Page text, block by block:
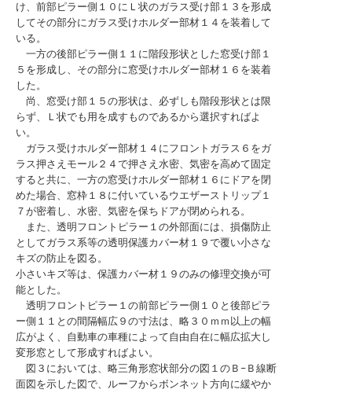
け、前部ピラー側１０にＬ状のガラス受け部１３を形成
してその部分にガラス受けホルダー部材１４を装着して
いる。
一方の後部ピラー側１１に階段形状とした窓受け部１
５を形成し、その部分に窓受けホルダー部材１６を装着
した。
尚、窓受け部１５の形状は、必ずしも階段形状とは限
らず、Ｌ状でも用を成すものであるから選択すればよ
い。
ガラス受けホルダー部材１４にフロントガラス６をガ
ラス押さえモール２４で押さえ水密、気密を高めて固定
すると共に、一方の窓受けホルダー部材１６にドアを閉
めた場合、窓枠１８に付いているウエザーストリップ１
７が密着し、水密、気密を保ちドアが閉められる。
また、透明フロントピラー１の外部面には、損傷防止
としてガラス系等の透明保護カバー材１９で覆い小さな
キズの防止を図る。
小さいキズ等は、保護カバー材１９のみの修理交換が可
能とした。
透明フロントピラー１の前部ピラー側１０と後部ピラ
ー側１１との間隔幅広９の寸法は、略３０ｍｍ以上の幅
広がよく、自動車の車種によって自由自在に幅広拡大し
変形窓として形成すればよい。
図３においては、略三角形窓状部分の図１のＢ−Ｂ線断
面図を示した図で、ルーフからボンネット方向に緩やか